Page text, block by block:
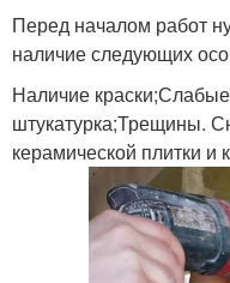
Перед началом работ
наличие следующих
Наличие
штукатурка;Трещины.
керамической плитки и